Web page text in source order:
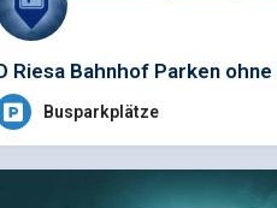
Riesa Bahnhof Parken ohne
Busparkplätze